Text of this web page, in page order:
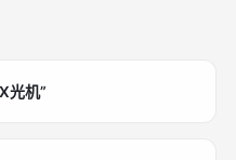
光机”